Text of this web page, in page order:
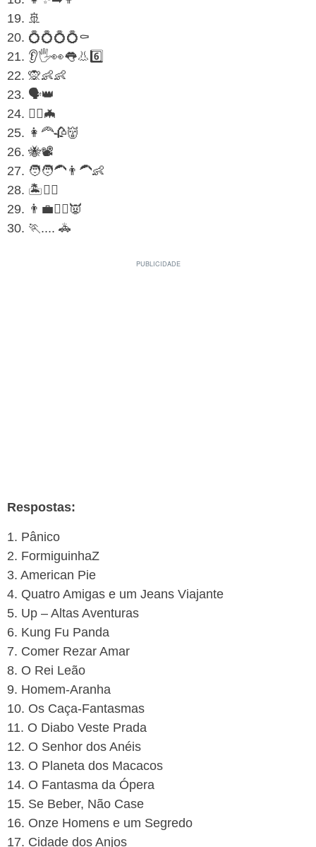
19. 🚢
20. 💍💍💍💍⚰️
21. 👂🖐️👀👅👃6️⃣
22. 🙊👶👶
23. 🗣️👑
24. 🤵‍♂️🦇
25. 👩‍🦰🥀👹
26. 🐝📽️
27. 🧑🧑‍🦱👨‍🦱👶
28. 🏝️🧍‍♂️
29. 👨‍💼👨‍⚖️👿
30. 🏃.... 🚓
Respostas:
1. Pânico
2. FormiguinhaZ
3. American Pie
4. Quatro Amigas e um Jeans Viajante
5. Up – Altas Aventuras
6. Kung Fu Panda
7. Comer Rezar Amar
8. O Rei Leão
9. Homem-Aranha
10. Os Caça-Fantasmas
11. O Diabo Veste Prada
12. O Senhor dos Anéis
13. O Planeta dos Macacos
14. O Fantasma da Ópera
15. Se Beber, Não Case
16. Onze Homens e um Segredo
17. Cidade dos Anjos